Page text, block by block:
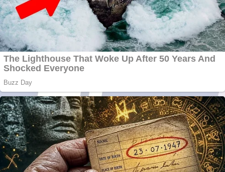
Curatare canapele
Bucuresti. Curatare
Website de tip
Adsense cu domeniu